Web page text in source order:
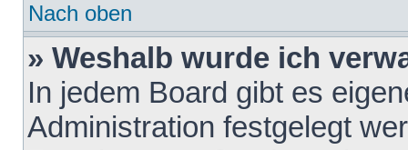
Nach oben
» Weshalb wurde ich
In jedem Board gibt es
Administration festgelegt